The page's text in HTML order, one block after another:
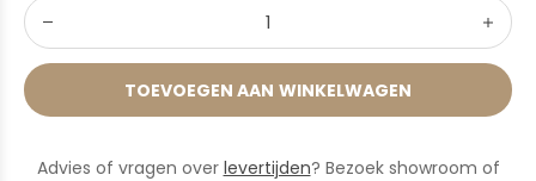
TOEVOEGEN AAN WINKELWAGEN
Advies of vragen over levertijden? Bezoek showroom of